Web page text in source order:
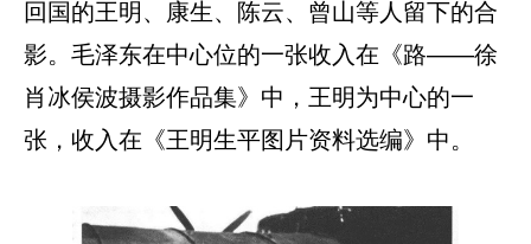
回国的王明、康生、陈云、曾山等人留下的合
影。毛泽东在中心位的一张收入在《路——徐
肖冰侯波摄影作品集》中，王明为中心的一
张，收入在《王明生平图片资料选编》中。